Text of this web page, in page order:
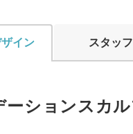
イン スタッフ
ーションスカ